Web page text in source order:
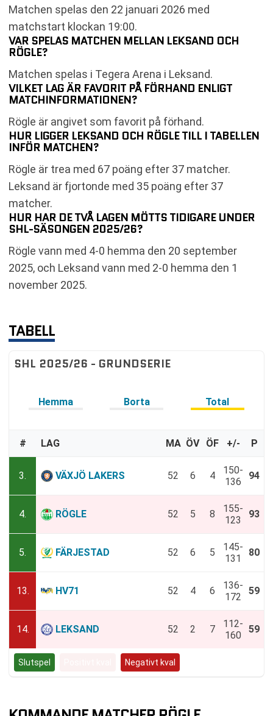
Matchen spelas den 22 januari 2026 med
matchstart klockan 19:00.
VAR SPELAS MATCHEN MELLAN LEKSAND OCH
RÖGLE?
Matchen spelas i Tegera Arena i Leksand.
VILKET LAG ÄR FAVORIT PÅ FÖRHAND ENLIGT
MATCHINFORMATIONEN?
Rögle är angivet som favorit på förhand.
HUR LIGGER LEKSAND OCH RÖGLE TILL I TABELLEN
INFÖR MATCHEN?
Rögle är trea med 67 poäng efter 37 matcher.
Leksand är fjortonde med 35 poäng efter 37
matcher.
HUR HAR DE TVÅ LAGEN MÖTTS TIDIGARE UNDER
SHL-SÄSONGEN 2025/26?
Rögle vann med 4-0 hemma den 20 september
2025, och Leksand vann med 2-0 hemma den 1
november 2025.
TABELL
SHL 2025/26 - GRUNDSERIE
Hemma Borta Total
# LAG MA ÖV ÖF +/- P
3. VÄXJÖ LAKERS 52 6 4
150-
136
94
4. RÖGLE 52 5 8
155-
123
93
5. FÄRJESTAD 52 6 5
145-
131
80
13. HV71 52 4 6
136-
172
59
14. LEKSAND 52 2 7
112-
160
59
Slutspel Negativt kval